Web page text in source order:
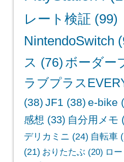
レート検証 (99)
NintendoSwitch
ス (76) ボーダー
ラブプラス
(38) JF1 (38) e-bike
感想 (33) 自分用メモ
デリカミニ (24) 自転車
(21) おりたたぶ (20) ロ